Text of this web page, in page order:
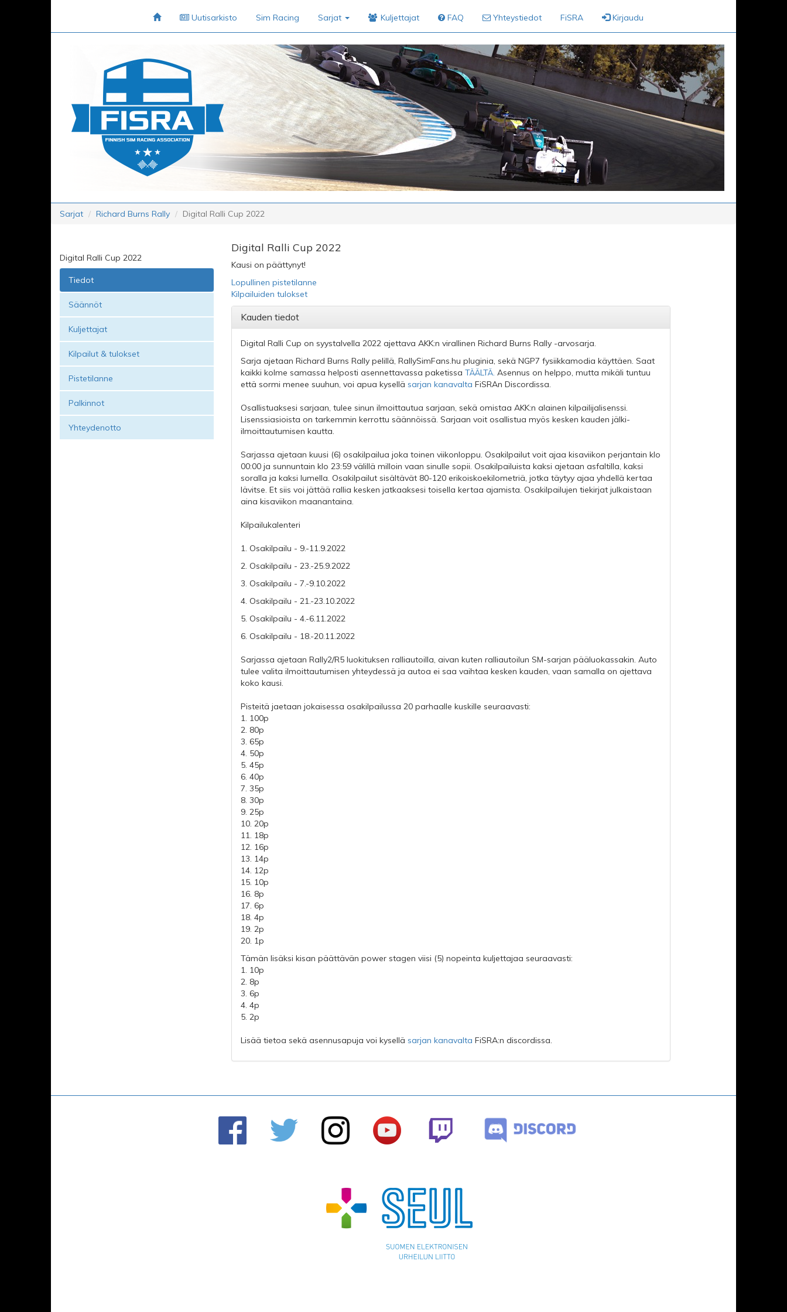
Uutisarkisto Sim Racing Sarjat Kuljettajat FAQ Yhteystiedot FiSRA Kirjaudu
Sarjat Richard Burns Rally Digital Ralli Cup 2022
Digital Ralli Cup 2022
Tiedot
Säännöt
Kuljettajat
Kilpailut & tulokset
Pistetilanne
Palkinnot
Yhteydenotto
Digital Ralli Cup 2022
Kausi on päättynyt!
Lopullinen pistetilanne
Kilpailuiden tulokset
Kauden tiedot
Digital Ralli Cup on syystalvella 2022 ajettava AKK:n virallinen Richard Burns Rally -arvosarja.
Sarja ajetaan Richard Burns Rally pelillä, RallySimFans.hu pluginia, sekä NGP7 fysiikkamodia käyttäen. Saat
kaikki kolme samassa helposti asennettavassa paketissa TÄÄLTÄ. Asennus on helppo, mutta mikäli tuntuu
että sormi menee suuhun, voi apua kysellä sarjan kanavalta FiSRAn Discordissa.
Osallistuaksesi sarjaan, tulee sinun ilmoittautua sarjaan, sekä omistaa AKK:n alainen kilpailijalisenssi.
Lisenssiasioista on tarkemmin kerrottu säännöissä. Sarjaan voit osallistua myös kesken kauden jälki-
ilmoittautumisen kautta.
Sarjassa ajetaan kuusi (6) osakilpailua joka toinen viikonloppu. Osakilpailut voit ajaa kisaviikon perjantain klo
00:00 ja sunnuntain klo 23:59 välillä milloin vaan sinulle sopii. Osakilpailuista kaksi ajetaan asfaltilla, kaksi
soralla ja kaksi lumella. Osakilpailut sisältävät 80-120 erikoiskoekilometriä, jotka täytyy ajaa yhdellä kertaa
lävitse. Et siis voi jättää rallia kesken jatkaaksesi toisella kertaa ajamista. Osakilpailujen tiekirjat julkaistaan
aina kisaviikon maanantaina.
Kilpailukalenteri
1. Osakilpailu - 9.-11.9.2022
2. Osakilpailu - 23.-25.9.2022
3. Osakilpailu - 7.-9.10.2022
4. Osakilpailu - 21.-23.10.2022
5. Osakilpailu - 4.-6.11.2022
6. Osakilpailu - 18.-20.11.2022
Sarjassa ajetaan Rally2/R5 luokituksen ralliautoilla, aivan kuten ralliautoilun SM-sarjan pääluokassakin. Auto
tulee valita ilmoittautumisen yhteydessä ja autoa ei saa vaihtaa kesken kauden, vaan samalla on ajettava
koko kausi.
Pisteitä jaetaan jokaisessa osakilpailussa 20 parhaalle kuskille seuraavasti:
1. 100p
2. 80p
3. 65p
4. 50p
5. 45p
6. 40p
7. 35p
8. 30p
9. 25p
10. 20p
11. 18p
12. 16p
13. 14p
14. 12p
15. 10p
16. 8p
17. 6p
18. 4p
19. 2p
20. 1p
Tämän lisäksi kisan päättävän power stagen viisi (5) nopeinta kuljettajaa seuraavasti:
1. 10p
2. 8p
3. 6p
4. 4p
5. 2p
Lisää tietoa sekä asennusapuja voi kysellä sarjan kanavalta FiSRA:n discordissa.